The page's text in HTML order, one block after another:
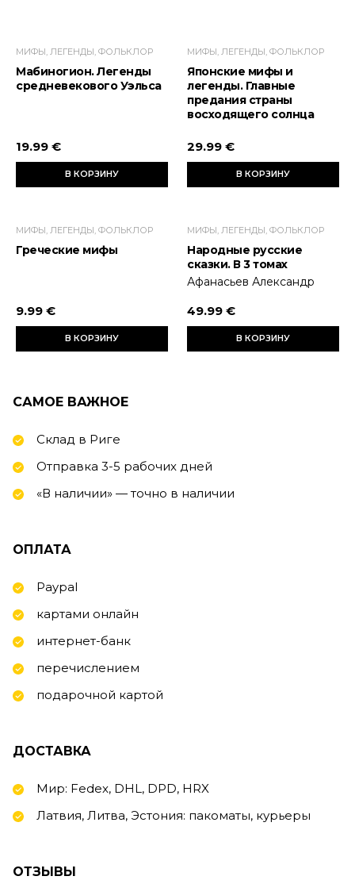
МИФЫ, ЛЕГЕНДЫ, ФОЛЬКЛОР
Мабиногион. Легенды
средневекового Уэльса
19.99 €
В КОРЗИНУ
МИФЫ, ЛЕГЕНДЫ, ФОЛЬКЛОР
Японские мифы и
легенды. Главные
предания страны
восходящего солнца
29.99 €
В КОРЗИНУ
МИФЫ, ЛЕГЕНДЫ, ФОЛЬКЛОР
Греческие мифы
9.99 €
В КОРЗИНУ
МИФЫ, ЛЕГЕНДЫ, ФОЛЬКЛОР
Народные русские
сказки. В 3 томах
Афанасьев Александр
49.99 €
В КОРЗИНУ
САМОЕ ВАЖНОЕ
Склад в Риге
Отправка 3-5 рабочих дней
«В наличии» — точно в наличии
ОПЛАТА
Paypal
картами онлайн
интернет-банк
перечислением
подарочной картой
ДОСТАВКА
Мир: Fedex, DHL, DPD, HRX
Латвия, Литва, Эстония: пакоматы, курьеры
ОТЗЫВЫ